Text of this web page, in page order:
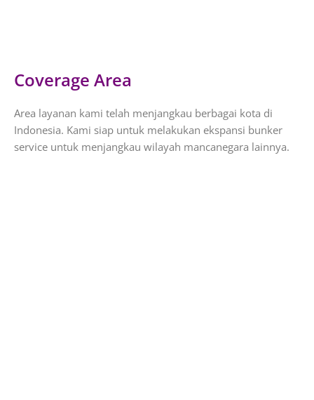
Coverage Area
Area layanan kami telah menjangkau berbagai kota di
Indonesia. Kami siap untuk melakukan ekspansi bunker
service untuk menjangkau wilayah mancanegara lainnya.